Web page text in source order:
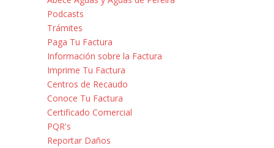
Podcasts
Trámites
Paga Tu Factura
Información sobre la Factura
Imprime Tu Factura
Centros de Recaudo
Conoce Tu Factura
Certificado Comercial
PQR's
Reportar Daños